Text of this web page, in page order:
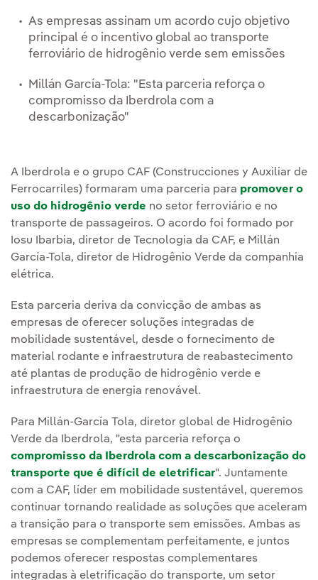
As empresas assinam um acordo cujo objetivo
principal é o incentivo global ao transporte
ferroviário de hidrogênio verde sem emissões
Millán García-Tola: "Esta parceria reforça o
compromisso da Iberdrola com a
descarbonização"
A Iberdrola e o grupo CAF (Construcciones y Auxiliar de
Ferrocarriles) formaram uma parceria para promover o
uso do hidrogênio verde no setor ferroviário e no
transporte de passageiros. O acordo foi formado por
Iosu Ibarbia, diretor de Tecnologia da CAF, e Millán
García-Tola, diretor de Hidrogênio Verde da companhia
elétrica.
Esta parceria deriva da convicção de ambas as
empresas de oferecer soluções integradas de
mobilidade sustentável, desde o fornecimento de
material rodante e infraestrutura de reabastecimento
até plantas de produção de hidrogênio verde e
infraestrutura de energia renovável.
Para Millán-García Tola, diretor global de Hidrogênio
Verde da Iberdrola, "esta parceria reforça o
compromisso da Iberdrola com a descarbonização do
transporte que é difícil de eletrificar". Juntamente
com a CAF, líder em mobilidade sustentável, queremos
continuar tornando realidade as soluções que aceleram
a transição para o transporte sem emissões. Ambas as
empresas se complementam perfeitamente, e juntos
podemos oferecer respostas complementares
integradas à eletrificação do transporte, um setor